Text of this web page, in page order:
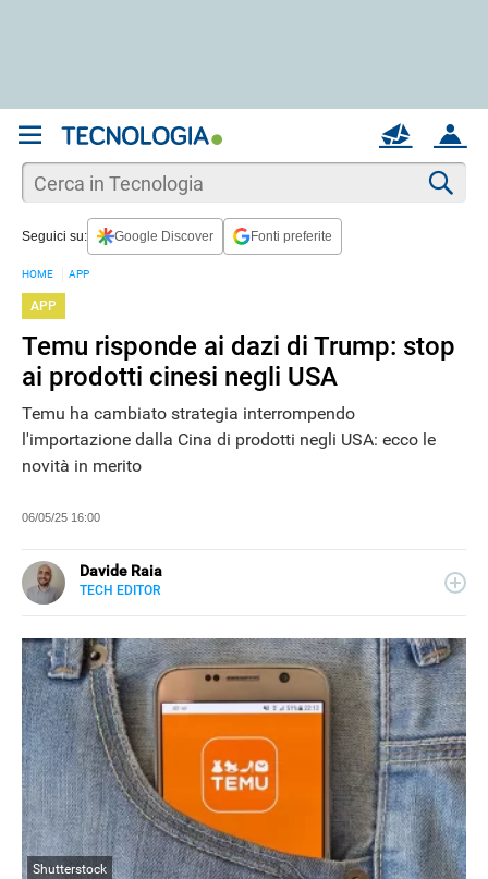
ACCOUNT
MAIL
Seguici su: Google Discover Fonti preferite
HOME APP
APP
Temu risponde ai dazi di Trump: stop
ai prodotti cinesi negli USA
Temu ha cambiato strategia interrompendo
l'importazione dalla Cina di prodotti negli USA: ecco le
novità in merito
06/05/25 16:00
Davide Raia
TECH EDITOR
in tutte le sue forme. Appassionato di viaggi, vive tra
Napoli e la Grecia.
Shutterstock